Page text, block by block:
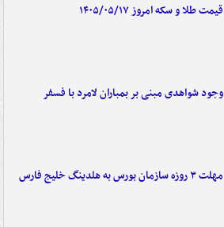
قیمت طلا و سکه امروز ۱۴۰۵/۰۵/۱۷
وجود شواهدی مبنی بر بمباران لامرد با فسفر
مهلت ۳ روزه سازمان بورس به هلدینگ خلیج فارس